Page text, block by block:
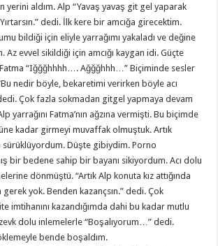
yerini aldım. Alp “Yavaş yavaş git gel yaparak
dedi. İlk kere bir amcığa girecektim.
bildiği için eliyle yarrağımı yakaladı ve değine
Az evvel sikildiği için amcığı kaygan idi. Güçte
Fatma “Iğğğhhhh…. Ağğğhhh…” Biçiminde sesler
nedir böyle, bekaretimi verirken böyle acı
Çok fazla sokmadan gitgel yapmaya devam
yarrağını Fatma’nın ağzına vermişti. Bu biçimde
kadar girmeyi muvaffak olmuştuk. Artık
sürüklüyordum. Düşte gibiydim. Porno
bir bedene sahip bir bayanı sikiyordum. Acı dolu
dönmüştü. “Artık Alp konuta kız attığında
gerek yok. Benden kazançsın.” dedi. Çok
imtihanını kazandığımda dahi bu kadar mutlu
dolu inlemelerle “Boşalıyorum…” dedi.
bende boşaldım.